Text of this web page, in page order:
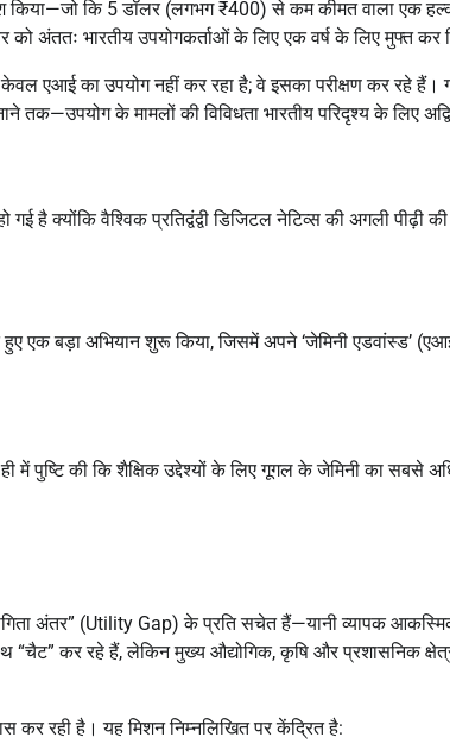
किया—जो कि 5 डॉलर (लगभग ₹400) से कम कीमत वाला एक
अंततः भारतीय उपयोगकर्ताओं के लिए एक वर्ष के लिए मुफ्त कर
एआई का उपयोग नहीं कर रहा है; वे इसका परीक्षण कर रहे हैं।
तक—उपयोग के मामलों की विविधता भारतीय परिदृश्य के लिए
क्योंकि वैश्विक प्रतिद्वंद्वी डिजिटल नेटिव्स की अगली पीढ़ी की
एक बड़ा अभियान शुरू किया, जिसमें अपने ‘जेमिनी एडवांस्ड’
में पुष्टि की कि शैक्षिक उद्देश्यों के लिए गूगल के जेमिनी का सबसे
अंतर” (Utility Gap) के प्रति सचेत हैं—यानी व्यापक
“चैट” कर रहे हैं, लेकिन मुख्य औद्योगिक, कृषि और प्रशासनिक
कर रही है। यह मिशन निम्नलिखित पर केंद्रित है: